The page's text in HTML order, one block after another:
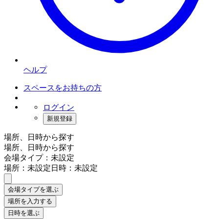
ヘルプ
スペースをお持ちの方
ログイン
新規登録
場所、日時から探す
場所、日時から探す
会場タイプ：未設定
場所：未設定日時：未設定
会場タイプを選ぶ
場所を入力する
日時を選ぶ